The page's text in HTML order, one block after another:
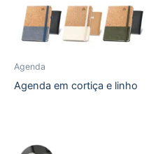
Agenda
Agenda em cortiça e linho